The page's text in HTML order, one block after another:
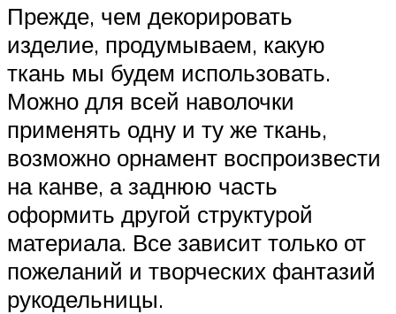
Прежде, чем декорировать
изделие, продумываем, какую
ткань мы будем использовать.
Можно для всей наволочки
применять одну и ту же ткань,
возможно орнамент воспроизвести
на канве, а заднюю часть
оформить другой структурой
материала. Все зависит только от
пожеланий и творческих фантазий
рукодельницы.